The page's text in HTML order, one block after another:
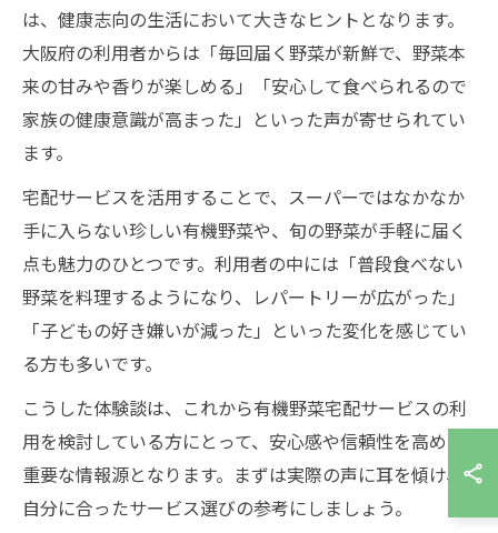
は、健康志向の生活において大きなヒントとなります。
大阪府の利用者からは「毎回届く野菜が新鮮で、野菜本
来の甘みや香りが楽しめる」「安心して食べられるので
家族の健康意識が高まった」といった声が寄せられてい
ます。
宅配サービスを活用することで、スーパーではなかなか
手に入らない珍しい有機野菜や、旬の野菜が手軽に届く
点も魅力のひとつです。利用者の中には「普段食べない
野菜を料理するようになり、レパートリーが広がった」
「子どもの好き嫌いが減った」といった変化を感じてい
る方も多いです。
こうした体験談は、これから有機野菜宅配サービスの利
用を検討している方にとって、安心感や信頼性を高める
重要な情報源となります。まずは実際の声に耳を傾け、
自分に合ったサービス選びの参考にしましょう。